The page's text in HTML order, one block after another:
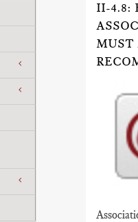
II-4.8:
MUST